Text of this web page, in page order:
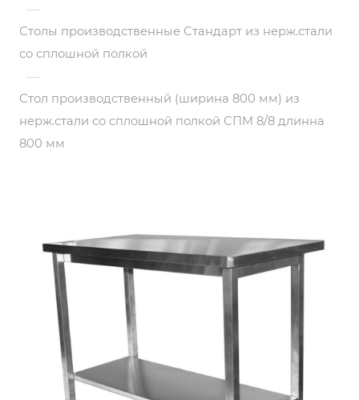
—
Столы производственные Стандарт из нерж.стали
со сплошной полкой
—
Стол производственный (ширина 800 мм) из
нерж.стали со сплошной полкой СПМ 8/8 длинна
800 мм